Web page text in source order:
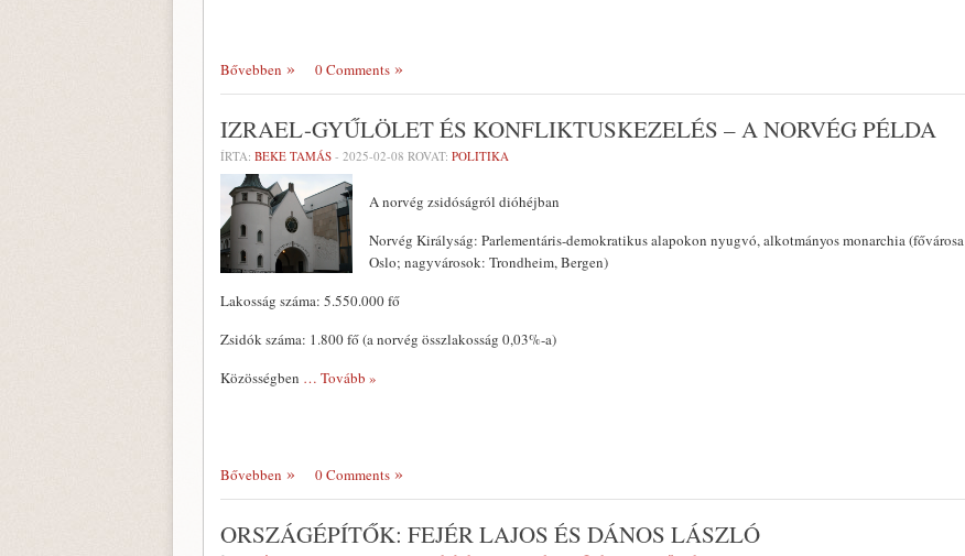
Bővebben 0 Comments
IZRAEL-GYŰLÖLET ÉS KONFLIKTUSKEZELÉS – A NORVÉG PÉLDA
ÍRTA: BEKE TAMÁS - 2025-02-08 ROVAT: POLITIKA
A norvég zsidóságról dióhéjban
Norvég Királyság: Parlementáris-demokratikus alapokon nyugvó, alkotmányos monarchia (fővárosa
Oslo; nagyvárosok: Trondheim, Bergen)
Lakosság száma: 5.550.000 fő
Zsidók száma: 1.800 fő (a norvég összlakosság 0,03%-a)
Közösségben … Tovább »
Bővebben 0 Comments
ORSZÁGÉPÍTŐK: FEJÉR LAJOS ÉS DÁNOS LÁSZLÓ